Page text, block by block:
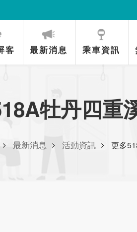
客 最新消息 乘車資訊
牡丹四重
最新消息 活動資訊 更多